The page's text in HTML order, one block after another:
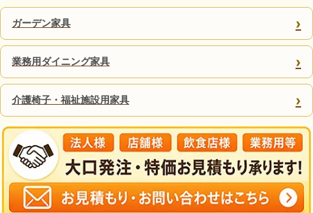
ガーデン家具 ›
業務用ダイニング家具 ›
介護椅子・福祉施設用家具 ›